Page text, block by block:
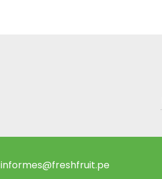
informes@freshfruit.pe